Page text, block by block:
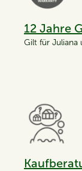
12 Jahre
Gilt für Juliana